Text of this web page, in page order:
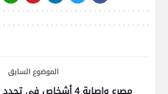
الموضوع السابق